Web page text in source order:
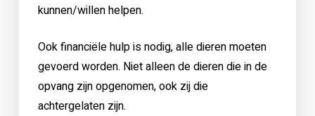
kunnen/willen helpen.
Ook financiële hulp is nodig, alle dieren moeten
gevoerd worden. Niet alleen de dieren die in de
opvang zijn opgenomen, ook zij die
achtergelaten zijn.